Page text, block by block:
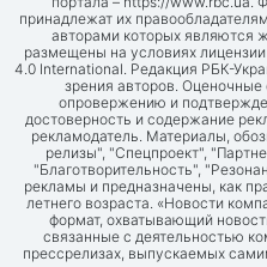
принадлежат их
авторами которых являются
размещены на условиях
4.0 International. Редакция РБК-
зрения авторов.
опровержению и
достоверность и содержание
рекламодатель. Материалы,
релизы", "Спецпроект",
"Благотворительность",
рекламы и предназначены, как
летнего возраста. «Новости
формат, охватывающий
связанные с деятельностью
прессрелизах, выпускаемых